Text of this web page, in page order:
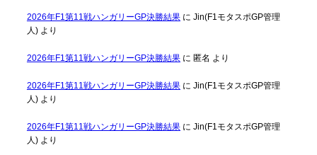
2026年F1第11戦ハンガリーGP決勝結果に Jin(F1モタスポGP管理
人)より
2026年F1第11戦ハンガリーGP決勝結果に 匿名 より
2026年F1第11戦ハンガリーGP決勝結果に Jin(F1モタスポGP管理
人)より
2026年F1第11戦ハンガリーGP決勝結果に Jin(F1モタスポGP管理
人)より